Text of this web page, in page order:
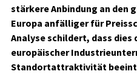
stärkere Anbindung an den
Europa anfälliger für
Analyse schildert, dass
europäischer
Standortattraktivität